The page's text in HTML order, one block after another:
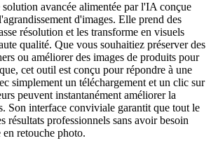
avancée alimentée par l'IA conçue
d'images. Elle prend des
résolution et les transforme en visuels
qualité. Que vous souhaitiez préserver des
ou améliorer des images de produits pour
cet outil est conçu pour répondre à une
simplement un téléchargement et un clic sur
peuvent instantanément améliorer la
Son interface conviviale garantit que tout le
résultats professionnels sans avoir besoin
retouche photo.